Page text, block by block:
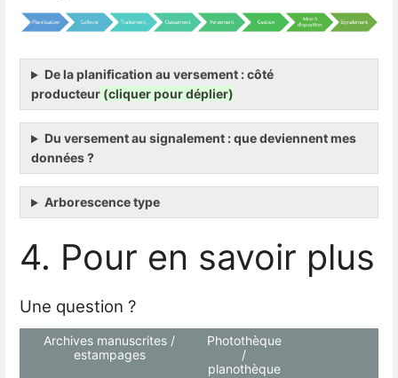
De la planification au versement : côté
producteur (cliquer pour déplier)
Du versement au signalement : que deviennent mes
données ?
Arborescence type
4. Pour en savoir plus
Une question ?
Archives manuscrites /
estampages
Photothèque
/
planothèque